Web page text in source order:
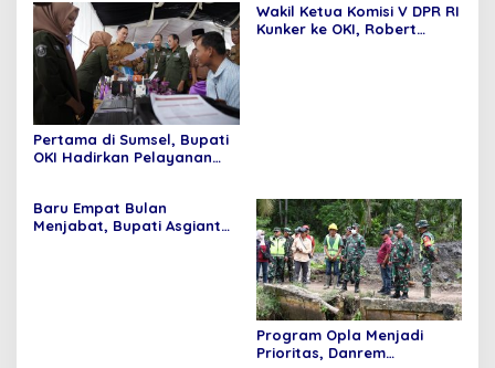
Asgianto, S.T berikan
Apresiasi
Pertama di Sumsel, Bupati
OKI Hadirkan Pelayanan
Wakil Ketua Komisi V DPR RI
Kunker ke OKI, Robert
Baru Empat Bulan
Menjabat, Bupati Asgianto
Program Opla Menjadi
Prioritas, Danrem